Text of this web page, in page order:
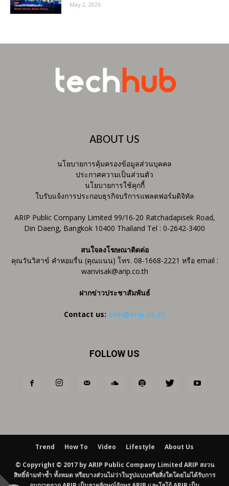
May 2, 2026
ABOUT US
นโยบายการคุ้มครองข้อมูลส่วนบุคคล
ประกาศความเป็นส่วนตัว
นโยบายการใช้คุกกี้
ใบรับแจ้งการประกอบธุรกิจบริการแพลตฟอร์มดิจิทัล
ARIP Public Company Limited 99/16-20 Ratchadapisek Road,
Din Daeng, Bangkok 10400 Thailand Tel : 0-2642-3400
สนใจลงโฆษณาติดต่อ
คุณวันวิสาข์ คำหอมรื่น (คุณแนน) โทร. 08-1668-2221 หรือ email :
wanvisak@arip.co.th
ฝากข่าวประชาสัมพันธ์
Contact us: ctm@arip.co.th
FOLLOW US
Trend How To Video Lifestyle About Us
© Copyright © 2017 by ARIP Public Company Limited ARIP สงวน
สิทธิ์ห้ามทำซ้ำ ทั้งหมด หรือบางส่วนไม่ว่าในรูปแบบหรือสิ่งใดโดยไม่ได้รับการ